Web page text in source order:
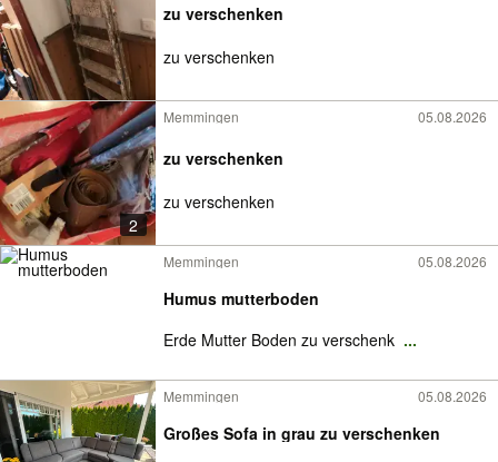
zu verschenken
zu verschenken
2
Memmingen 05.08.2026
zu verschenken
zu verschenken
Memmingen 05.08.2026
Humus mutterboden
Erde Mutter Boden zu verschenk ...
Memmingen 05.08.2026
Großes Sofa in grau zu verschenken